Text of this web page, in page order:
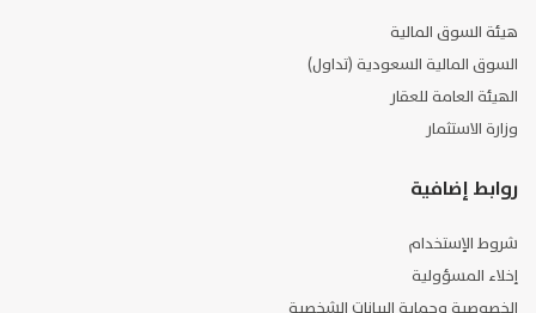
هيئة السوق المالية
السوق المالية السعودية (تداول)
الهيئة العامة للعقار
وزارة الاستثمار
روابط إضافية
شروط الإستخدام
إخلاء المسؤولية